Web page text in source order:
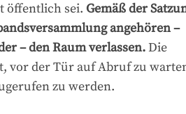
öffentlich sei. Gemäß der
angehören –
– den Raum verlassen.Die
vor der Tür auf Abruf zu
zu werden.